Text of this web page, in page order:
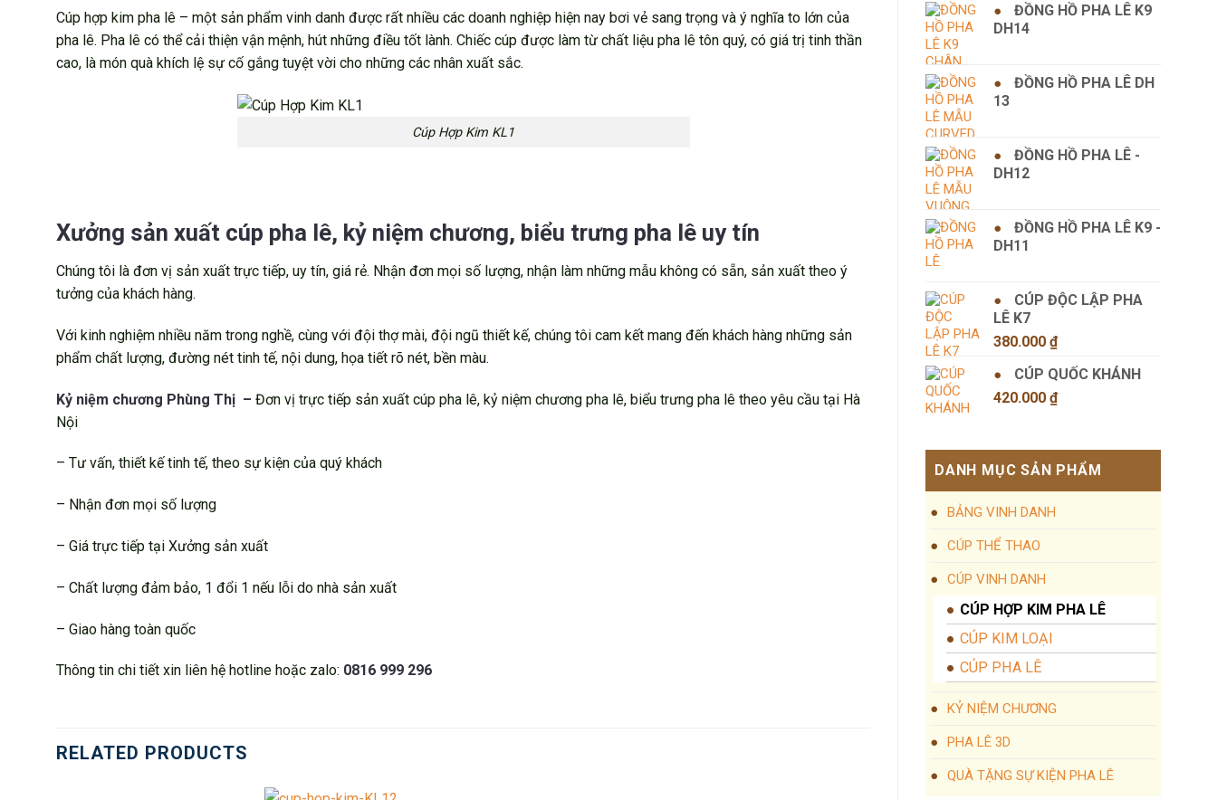
ĐỒNG HỒ PHA LÊ K9
DH14
ĐỒNG HỒ PHA LÊ DH
13
ĐỒNG HỒ PHA LÊ -
DH12
ĐỒNG HỒ PHA LÊ K9 -
DH11
CÚP ĐỘC LẬP PHA
LÊ K7
380.000 ₫
CÚP QUỐC KHÁNH
420.000 ₫
DANH MỤC SẢN PHẨM
BẢNG VINH DANH
CÚP THỂ THAO
CÚP VINH DANH
CÚP HỢP KIM PHA LÊ
CÚP KIM LOẠI
CÚP PHA LÊ
KỶ NIỆM CHƯƠNG
PHA LÊ 3D
QUÀ TẶNG SỰ KIỆN PHA LÊ
Cúp hợp kim pha lê – một sản phẩm vinh danh được rất nhiều các doanh nghiệp hiện nay bơi vẻ sang trọng và ý nghĩa to lớn của
pha lê. Pha lê có thể cải thiện vận mệnh, hút những điều tốt lành. Chiếc cúp được làm từ chất liệu pha lê tôn quý, có giá trị tinh thần
cao, là món quà khích lệ sự cố gắng tuyệt vời cho những các nhân xuất sắc.
Cúp Hợp Kim KL1
Xưởng sản xuất cúp pha lê, kỷ niệm chương, biểu trưng pha lê uy tín
Chúng tôi là đơn vị sản xuất trực tiếp, uy tín, giá rẻ. Nhận đơn mọi số lượng, nhận làm những mẫu không có sẵn, sản xuất theo ý
tưởng của khách hàng.
Với kinh nghiệm nhiều năm trong nghề, cùng với đội thợ mài, đội ngũ thiết kế, chúng tôi cam kết mang đến khách hàng những sản
phẩm chất lượng, đường nét tinh tế, nội dung, họa tiết rõ nét, bền màu.
Kỷ niệm chương Phùng Thị – Đơn vị trực tiếp sản xuất cúp pha lê, kỷ niệm chương pha lê, biểu trưng pha lê theo yêu cầu tại Hà
Nội
– Tư vấn, thiết kế tinh tế, theo sự kiện của quý khách
– Nhận đơn mọi số lượng
– Giá trực tiếp tại Xưởng sản xuất
– Chất lượng đảm bảo, 1 đổi 1 nếu lỗi do nhà sản xuất
– Giao hàng toàn quốc
Thông tin chi tiết xin liên hệ hotline hoặc zalo: 0816 999 296
RELATED PRODUCTS